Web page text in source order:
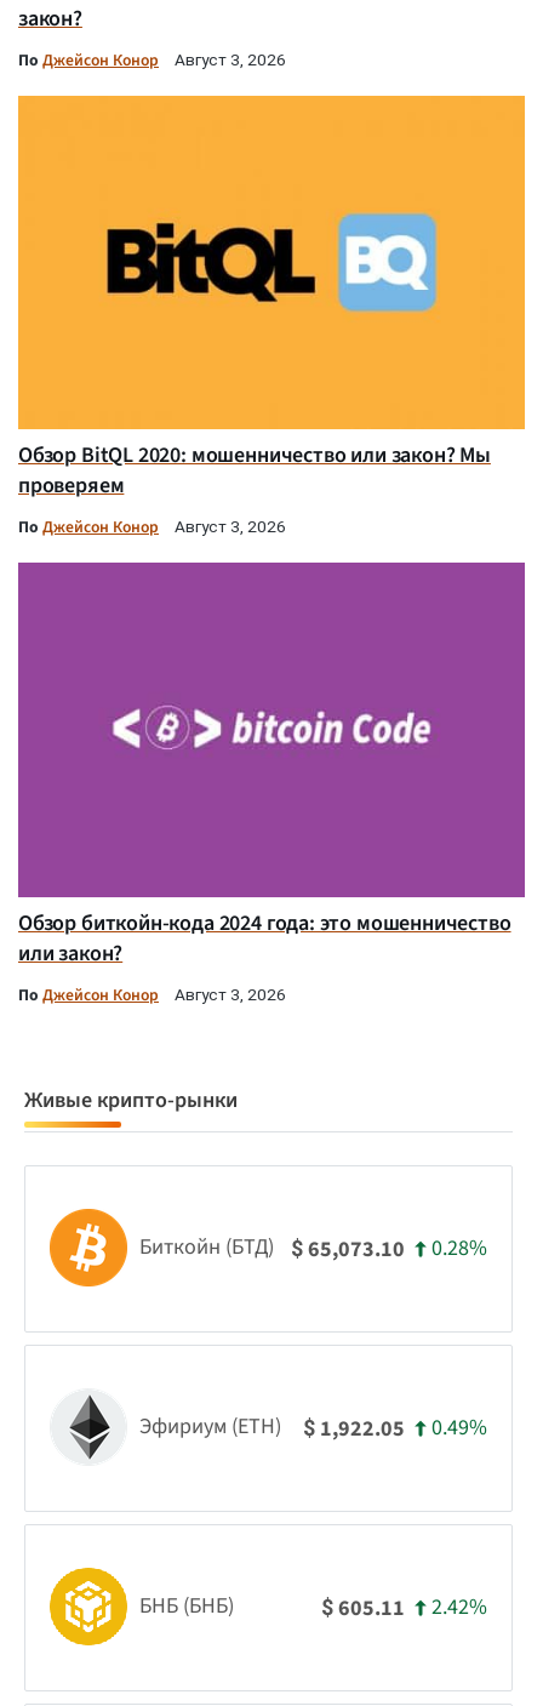
закон?
По Джейсон Конор Август 3, 2026
Обзор BitQL 2020: мошенничество или закон? Мы
проверяем
По Джейсон Конор Август 3, 2026
Обзор биткойн-кода 2024 года: это мошенничество
или закон?
По Джейсон Конор Август 3, 2026
Живые крипто-рынки
Биткойн (БТД) $65,073.10 0.28%
Эфириум (ETH) $ 1,922.05 0.49%
БНБ (БНБ) $605.11 2.42%